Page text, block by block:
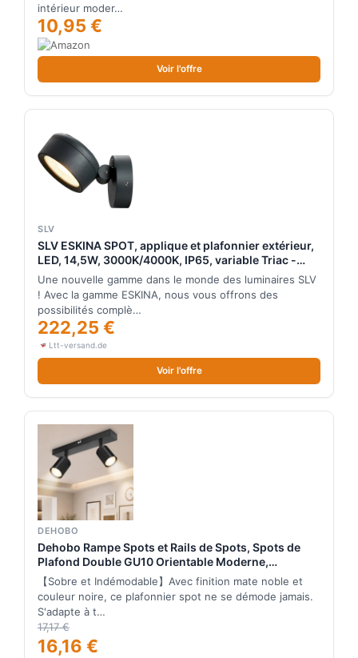
intérieur moder…
10,95 €
Voir l'offre
SLV
SLV ESKINA SPOT, applique et plafonnier extérieur,
LED, 14,5W, 3000K/4000K, IP65, variable Triac -
Lampes sur pied, murales et de plafond (extér...
Une nouvelle gamme dans le monde des luminaires SLV
! Avec la gamme ESKINA, nous vous offrons des
possibilités complè…
222,25 €
Ltt-versand.de
Voir l'offre
DEHOBO
Dehobo Rampe Spots et Rails de Spots, Spots de
Plafond Double GU10 Orientable Moderne,
Plafonnier Spot Noir Mat, sans Ampoules,
Plafonnier 2 Spots pour Cuisine Chambre Salon
Couloir Salle à Manger
【Sobre et Indémodable】Avec finition mate noble et
couleur noire, ce plafonnier spot ne se démode jamais.
S'adapte à t…
17,17 €
16,16 €